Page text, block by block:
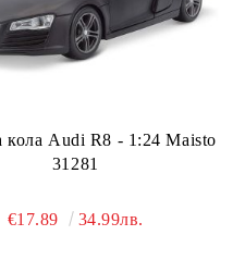
кола Audi R8 - 1:24 Maisto
31281
€17.89 34.99лв.